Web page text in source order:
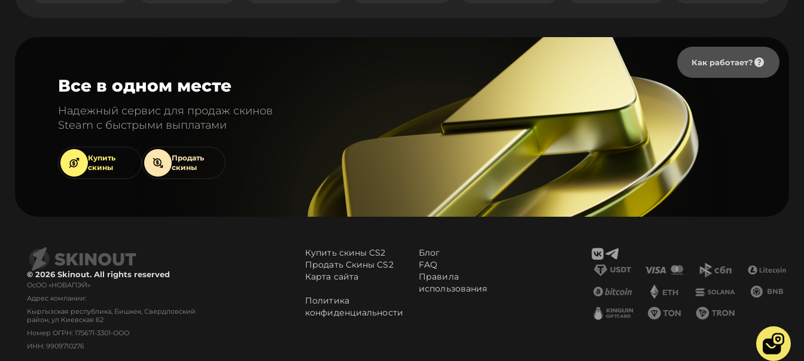
Все в одном месте
Надежный сервис для продаж скинов
Steam с быстрыми выплатами
Купить
скины
Продать
скины
Как работает?
© 2026 Skinout. All rights reserved
ОсОО «НОВАПЭЙ»
Адрес компании:
Кыргызская республика, Бишкек, Свердловский
район, ул Киевская 62
Номер ОГРН: 175671-3301-ООО
ИНН: 9909710276
Купить скины CS2
Блог
Продать Скины CS2
FAQ
Карта сайта
Правила
использования
Политика
конфиденциальности